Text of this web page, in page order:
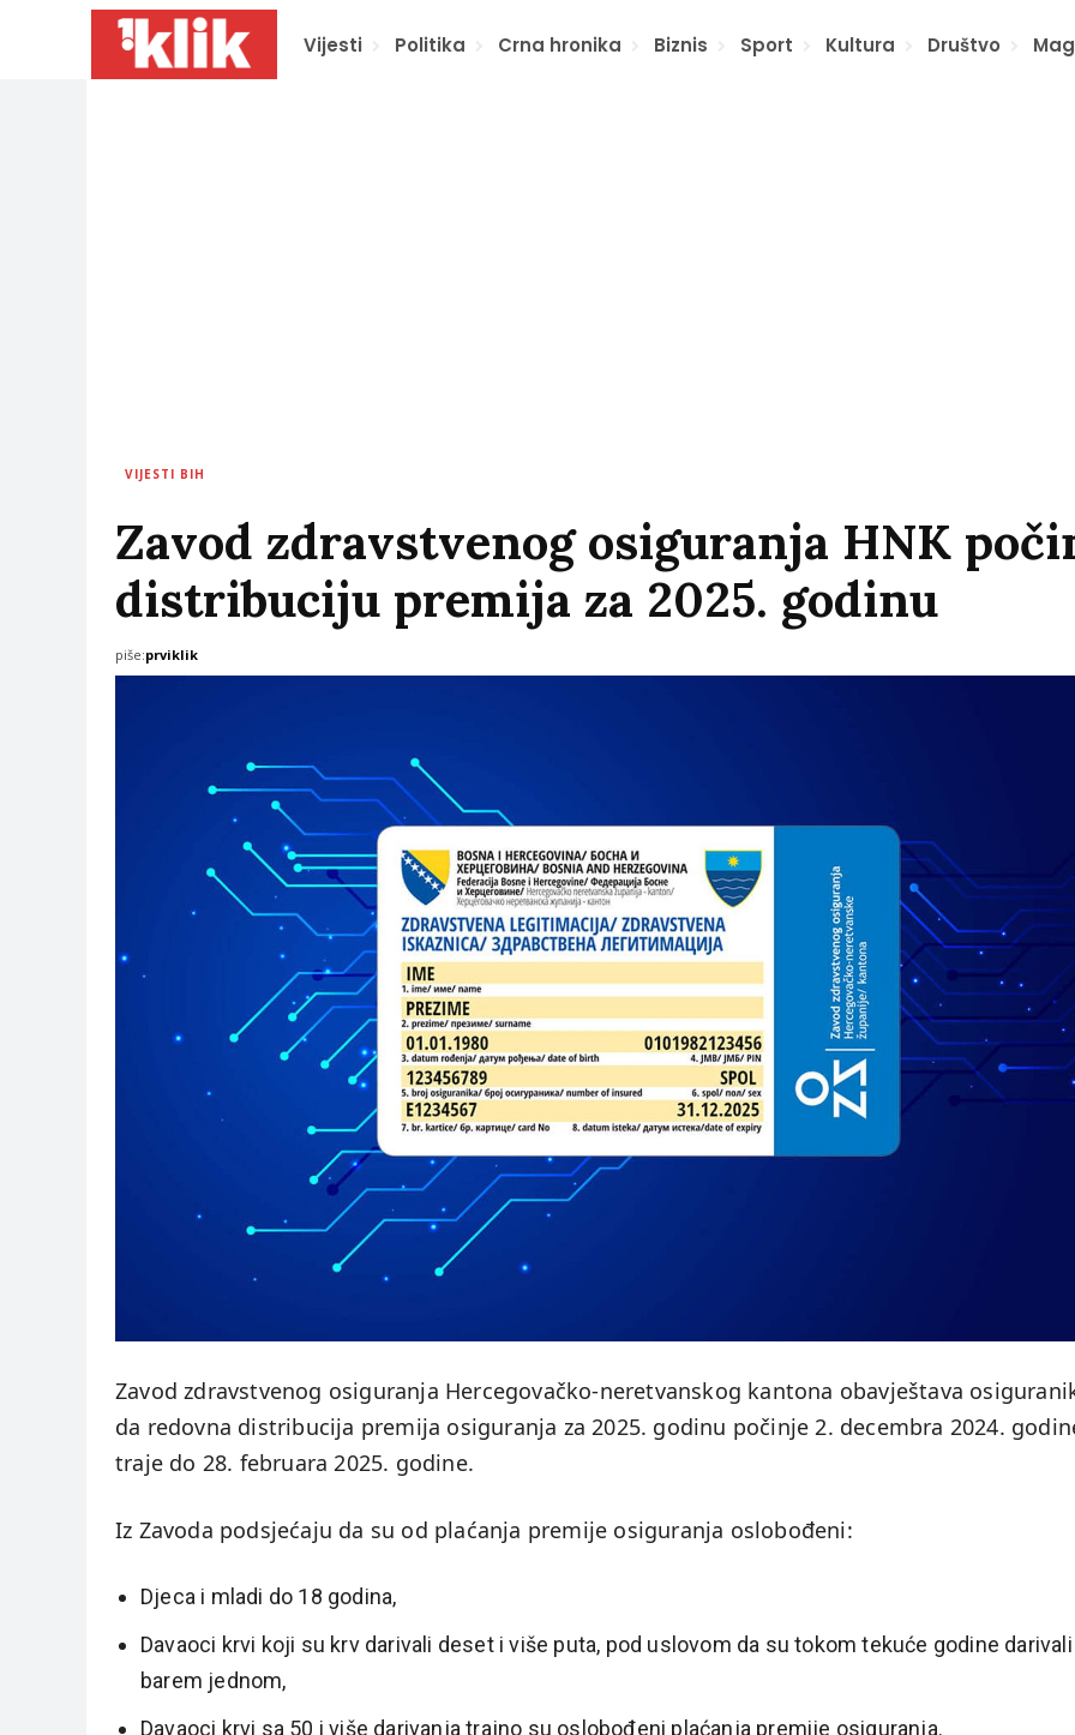
Vijesti Politika Crna hronika Biznis Sport Kultura Društvo
VIJESTI BIH
Zavod zdravstvenog osiguranja HNK
distribuciju premija za 2025. godinu
piše:prviklik
Zavod zdravstvenog osiguranja Hercegovačko-neretvanskog kantona obavještava
da redovna distribucija premija osiguranja za 2025. godinu počinje 2. decembra 2024.
traje do 28. februara 2025. godine.
Iz Zavoda podsjećaju da su od plaćanja premije osiguranja oslobođeni:
Djeca i mladi do 18 godina,
Davaoci krvi koji su krv darivali deset i više puta, pod uslovom da su tokom tekuće godine
barem jednom,
Davaoci krvi sa 50 i više darivanja trajno su oslobođeni plaćanja premije osiguranja.